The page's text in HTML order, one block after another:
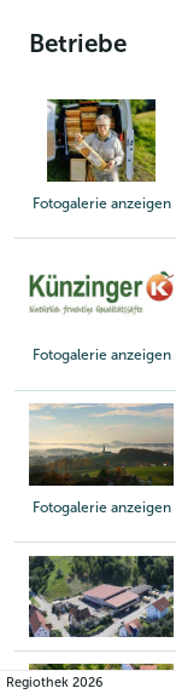
Betriebe
Fotogalerie anzeigen
Fotogalerie anzeigen
Fotogalerie anzeigen
Regiothek2026